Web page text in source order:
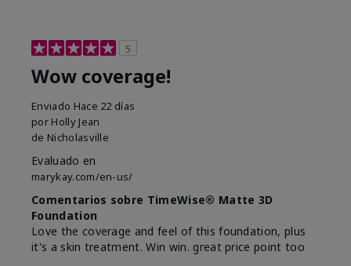
5
Wow coverage!
Enviado Hace 22 días
por Holly Jean
de Nicholasville
Evaluado en
marykay.com/en-us/
Comentarios sobre TimeWise® Matte 3D
Foundation
Love the coverage and feel of this foundation, plus
it's a skin treatment. Win win. great price point too